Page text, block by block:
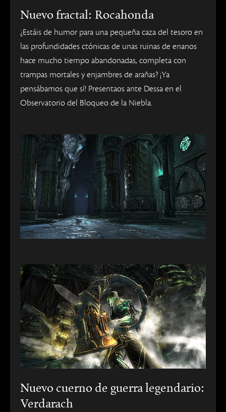
Nuevo fractal: Rocahonda
¿Estáis de humor para una pequeña caza del tesoro en
las profundidades ctónicas de unas ruinas de enanos
hace mucho tiempo abandonadas, completa con
trampas mortales y enjambres de arañas? ¡Ya
pensábamos que sí! Presentaos ante Dessa en el
Observatorio del Bloqueo de la Niebla.
Nuevo cuerno de guerra legendario:
Verdarach